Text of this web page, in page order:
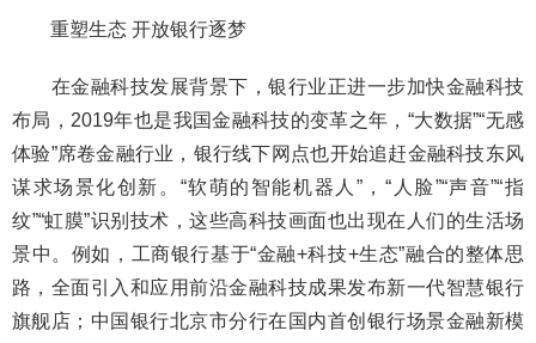
重塑生态 开放银行逐梦
在金融科技发展背景下，银行业正进一步加快金融科技
布局，2019年也是我国金融科技的变革之年，“大数据”“无感
体验”席卷金融行业，银行线下网点也开始追赶金融科技东风
谋求场景化创新。“软萌的智能机器人”，“人脸”“声音”“指
纹”“虹膜”识别技术，这些高科技画面也出现在人们的生活场
景中。例如，工商银行基于“金融+科技+生态”融合的整体思
路，全面引入和应用前沿金融科技成果发布新一代智慧银行
旗舰店；中国银行北京市分行在国内首创银行场景金融新模